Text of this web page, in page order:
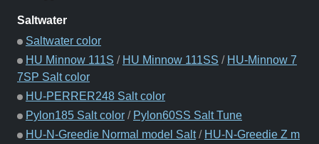
Saltwater
Saltwater color
HU Minnow 111S / HU Minnow 111SS / HU-Minnow 7
7SP Salt color
HU-PERRER248 Salt color
Pylon185 Salt color / Pylon60SS Salt Tune
HU-N-Greedie Normal model Salt/ HU-N-Greedie Z m